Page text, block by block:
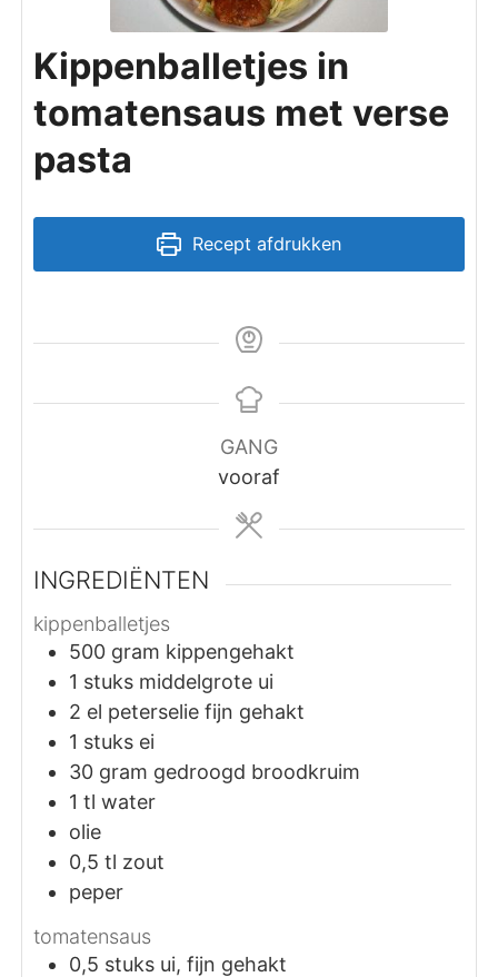
Kippenballetjes in
tomatensaus met verse
pasta
Recept afdrukken
GANG
vooraf
INGREDIËNTEN
kippenballetjes
500 gram kippengehakt
1 stuks middelgrote ui
2 el peterselie fijn gehakt
1 stuks ei
30 gram gedroogd broodkruim
1 tl water
olie
0,5 tl zout
peper
tomatensaus
0,5 stuks ui, fijn gehakt